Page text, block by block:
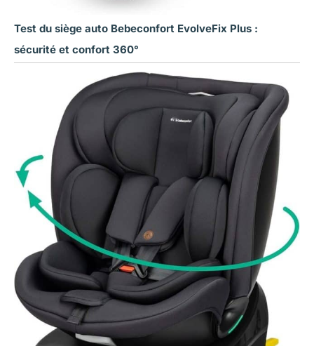
Test du siège auto Bebeconfort EvolveFix Plus :
sécurité et confort 360°